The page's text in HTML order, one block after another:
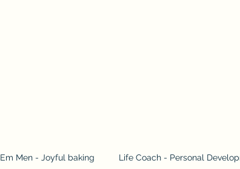
Em Men - Joyful baking Life Coach - Personal